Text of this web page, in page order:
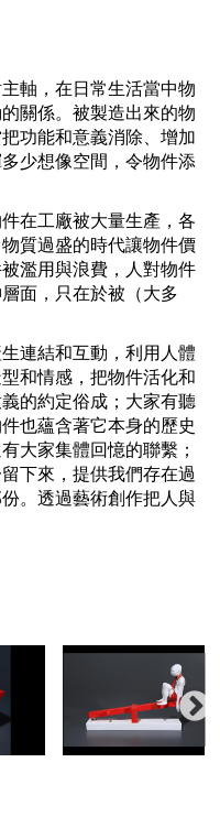
軸，在日常生活當中物
關係。被製造出來的物
功能和意義消除、增加
少想像空間，令物件添
在工廠被大量生產，各
質過盛的時代讓物件價
濫用與浪費，人對物件
面，只在於被（大多
連結和互動，利用人體
和情感，把物件活化和
的約定俗成；大家有聽
也蘊含著它本身的歷史
大家集體回憶的聯繫；
下來，提供我們存在過
。透過藝術創作把人與